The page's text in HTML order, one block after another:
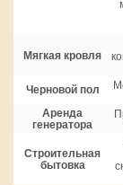
Мягкая кровля
Черновой пол
Аренда
генератора
Строительная
бытовка